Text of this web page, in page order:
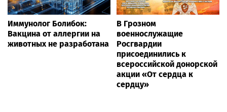
Иммунолог Болибок:
Вакцина от аллергии на
животных не разработана
В Грозном
военнослужащие
Росгвардии
присоединились к
всероссийской донорской
акции «От сердца к
сердцу»